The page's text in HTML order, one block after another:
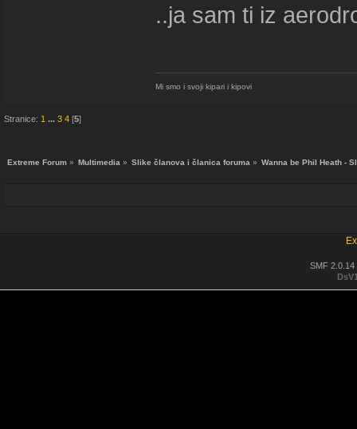
..ja sam ti iz
Mi smo i svoji kipari i kipovi
Stranice: 1 ...3 4 [5]
Extreme Forum » Multimedia » Slike članova i članica foruma » Wanna be Phil Heath -
SMF 2.0.14